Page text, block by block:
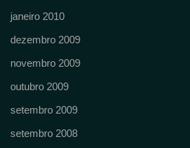
janeiro 2010
dezembro 2009
novembro 2009
outubro 2009
setembro 2009
setembro 2008